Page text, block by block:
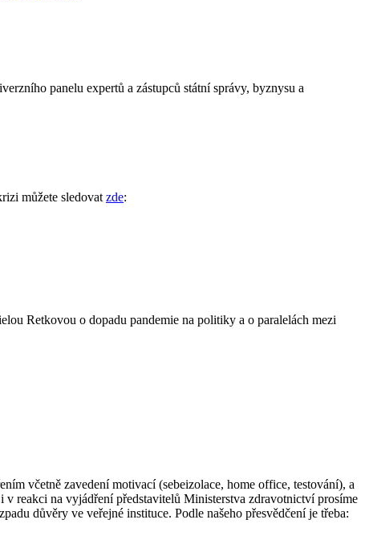
panelu expertů a zástupců státní správy, byznysu a
můžete sledovatzde:
Retkovou o dopadu pandemie na politiky a o paralelách mezi
včetně zavedení motivací (sebeizolace, home office, testování), a
reakci na vyjádření představitelů Ministerstva zdravotnictví prosíme
důvěry ve veřejné instituce. Podle našeho přesvědčení je třeba: